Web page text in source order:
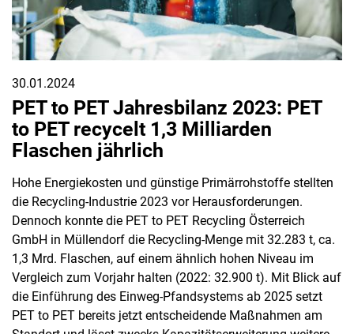
30.01.2024
PET to PET Jahresbilanz 2023: PET
to PET recycelt 1,3 Milliarden
Flaschen jährlich
Hohe Energiekosten und günstige Primärrohstoffe stellten
die Recycling-Industrie 2023 vor Herausforderungen.
Dennoch konnte die PET to PET Recycling Österreich
GmbH in Müllendorf die Recycling-Menge mit 32.283 t, ca.
1,3 Mrd. Flaschen, auf einem ähnlich hohen Niveau im
Vergleich zum Vorjahr halten (2022: 32.900 t). Mit Blick auf
die Einführung des Einweg-Pfandsystems ab 2025 setzt
PET to PET bereits jetzt entscheidende Maßnahmen am